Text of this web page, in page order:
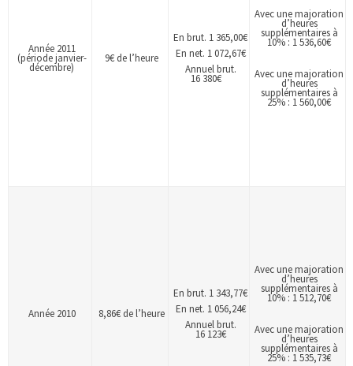
Année 2011
(période janvier-
décembre)
9€ de l’heure
En brut. 1 365,00€
En net. 1 072,67€
Annuel brut.
16 380€
Avec une majoration
d’heures
supplémentaires à
10% : 1 536,60€
Avec une majoration
d’heures
supplémentaires à
25% : 1 560,00€
Année 2010 8,86€ de l’heure
En brut. 1 343,77€
En net. 1 056,24€
Annuel brut.
16 123€
Avec une majoration
d’heures
supplémentaires à
10% : 1 512,70€
Avec une majoration
d’heures
supplémentaires à
25% : 1 535,73€